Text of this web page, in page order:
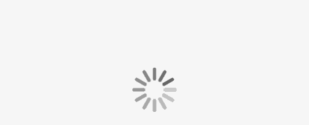
laag van het shirt. Hierdoor blijf je droog en comfortabel als je
de shirt tijdens het trainen draagt.